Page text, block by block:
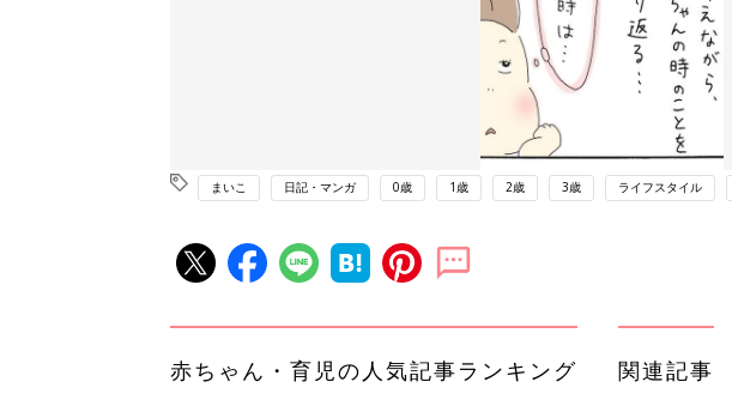
まいこ 日記・マンガ 0歳 1歳 2歳 3歳 ライフスタイル
赤ちゃん・育児の人気記事ランキング 関連記事